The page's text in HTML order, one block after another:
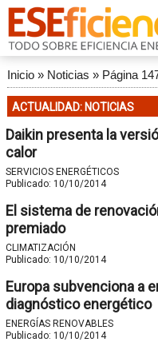
Inicio» Noticias » Página
ACTUALIDAD: NOTICIAS
Daikin presenta la
calor
SERVICIOS ENERGÉTICOS
Publicado: 10/10/2014
El sistema de
premiado
CLIMATIZACIÓN
Publicado: 10/10/2014
Europa subvenciona a
diagnóstico energético
ENERGÍAS RENOVABLES
Publicado: 10/10/2014